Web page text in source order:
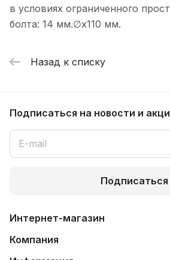
в условиях ограниченного
болта: 14 мм.∅х110 мм.
Назад к списку
Подписаться на новости и
Подписаться
Интернет-магазин
Компания